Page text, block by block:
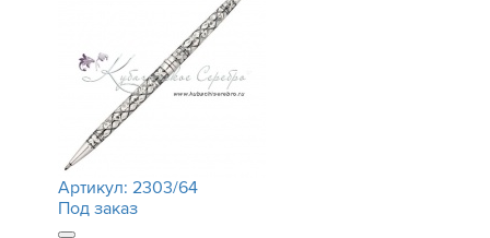
Артикул: 2303/64
Под заказ